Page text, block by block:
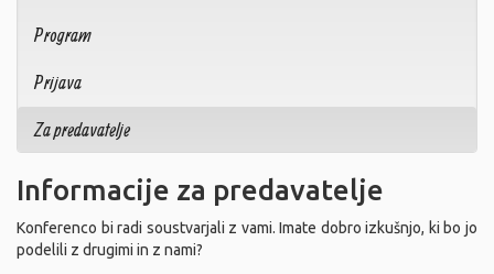
Program
Prijava
Za predavatelje
Informacije za predavatelje
Konferenco bi radi soustvarjali z vami. Imate dobro izkušnjo, ki bo jo
podelili z drugimi in z nami?